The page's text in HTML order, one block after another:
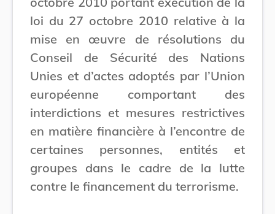
loi du 27 octobre 2010 relative à la
mise en œuvre de résolutions du
Conseil de Sécurité des Nations
Unies et d’actes adoptés par l’Union
européenne comportant des
interdictions et mesures restrictives
en matière financière à l’encontre de
certaines personnes, entités et
groupes dans le cadre de la lutte
contre le financement du terrorisme.